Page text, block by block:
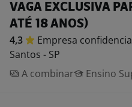
VAGA EXCLUSIVA
ATÉ 18 ANOS)
4,3 Empresa
Santos - SP
A combinar
Ensino